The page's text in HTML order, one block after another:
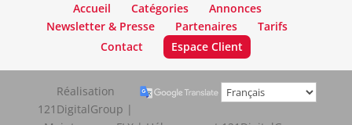
Accueil Catégories
Annonces
Newsletter & Presse
Partenaires
Tarifs
Contact
Espace Client
Réalisation
121DigitalGroup |